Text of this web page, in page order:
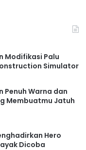
Modifikasi Palu
Simulator
Penuh Warna dan
Membuatmu Jatuh
Hero
Dicoba